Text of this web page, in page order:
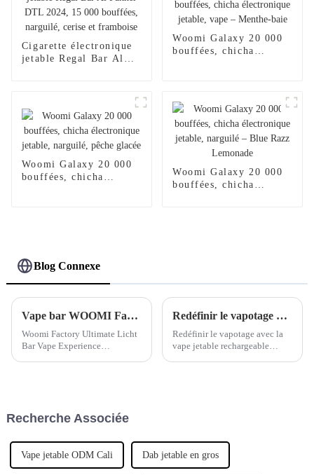
Cigarette électronique
jetable Regal Bar Al
framboise
Woomi Galaxy 20 000
bouffées, chicha
Woomi Galaxy 20 000
bouffées, chicha
Woomi Galaxy 20 000
bouffées, chicha
Blog Connexe
Vape bar WOOMI Factory Juipter 8000
Woomi Factory Ultimate Licht
Bar Vape Experience
Redéfinir le vapotage avec la vape jetable rechargeable Woomi
Redéfinir le vapotage avec la
vape jetable rechargeable
Recherche Associée
Vape jetable ODM Cali Dab jetable en gros